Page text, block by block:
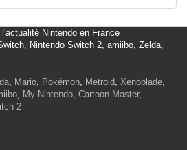
Nintendo en France
Nintendo Switch 2, amiibo, Zelda,
, Mario, Pokémon, Metroid, Xenoblade,
, My Nintendo, Cartoon Master,
2